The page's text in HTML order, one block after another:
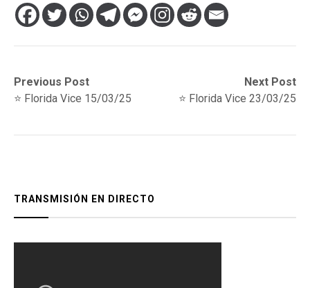
Navegación
de
Previous Post
Previous
post:⭐️ Florida Vice 15/03/25
Next Post
Next
post:
⭐️ Florida Vice 23/03/25
TRANSMISIÓN EN DIRECTO